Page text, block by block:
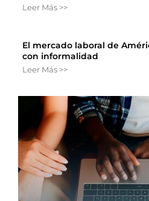
Leer Más >>
El mercado laboral de
con informalidad
Leer Más >>